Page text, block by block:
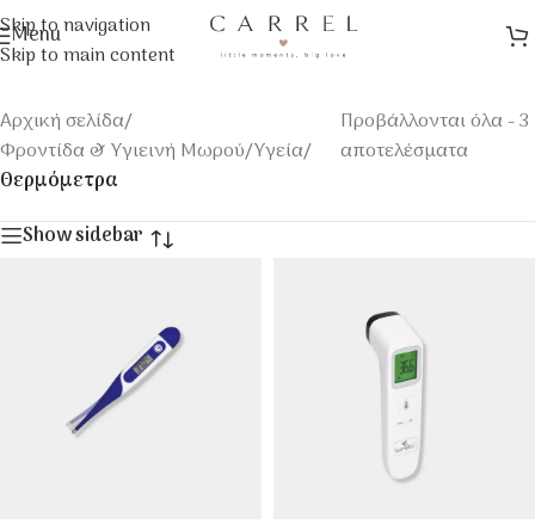
Skip to navigation
Skip to main content
Menu
Αρχική σελίδα/
Φροντίδα & Υγιεινή Μωρού/Υγεία/
Θερμόμετρα
Προβάλλονται όλα - 3
αποτελέσματα
Show sidebar